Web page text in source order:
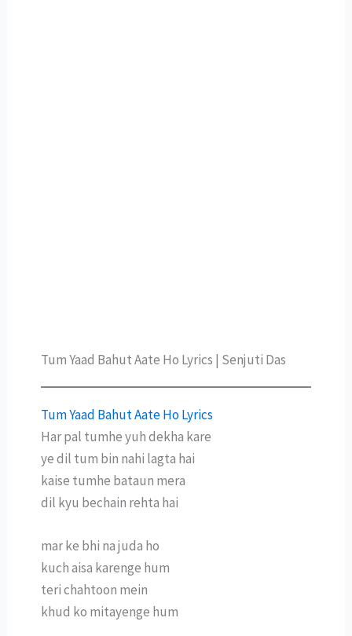
Tum Yaad Bahut Aate Ho Lyrics | Senjuti Das
Tum Yaad Bahut Aate Ho Lyrics
Har pal tumhe yuh dekha kare
ye dil tum bin nahi lagta hai
kaise tumhe bataun mera
dil kyu bechain rehta hai
mar ke bhi na juda ho
kuch aisa karenge hum
teri chahtoon mein
khud ko mitayenge hum